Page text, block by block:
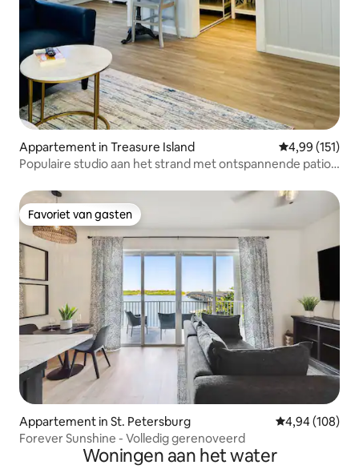
Appartement in Treasure Island Gemiddelde
4,99 (151)
Populaire studio aan het strand met ontspannende patio
Favoriet van gasten
Favoriet van gasten
Appartement in St. Petersburg Gemiddelde
4,94 (108)
Forever Sunshine - Volledig gerenoveerd
Woningen aan het water